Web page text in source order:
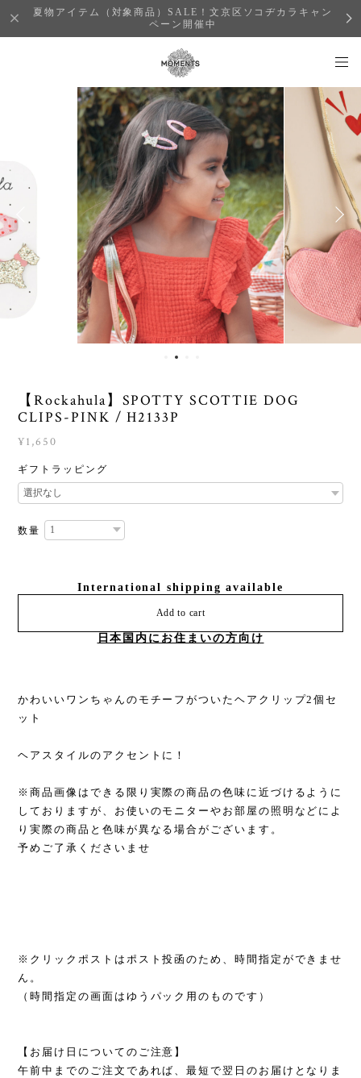
夏物アイテム（対象商品）SALE！文京区ソコヂカラキャン
ペーン開催中
【Rockahula】SPOTTY SCOTTIE DOG
CLIPS-PINK / H2133P
¥1,650
ギフトラッピング
数量
International shipping available
Add to cart
日本国内にお住まいの方向け
かわいいワンちゃんのモチーフがついたヘアクリップ2個セ
ット
ヘアスタイルのアクセントに！
※商品画像はできる限り実際の商品の色味に近づけるように
しておりますが、お使いのモニターやお部屋の照明などによ
り実際の商品と色味が異なる場合がございます。
予めご了承くださいませ
※クリックポストはポスト投函のため、時間指定ができませ
ん。
（時間指定の画面はゆうパック用のものです）
【お届け日についてのご注意】
午前中までのご注文であれば、最短で翌日のお届けとなりま